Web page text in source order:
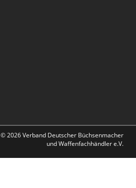
© 2026 Verband Deutscher Büchsenmacher
und Waffenfachhändler e.V.